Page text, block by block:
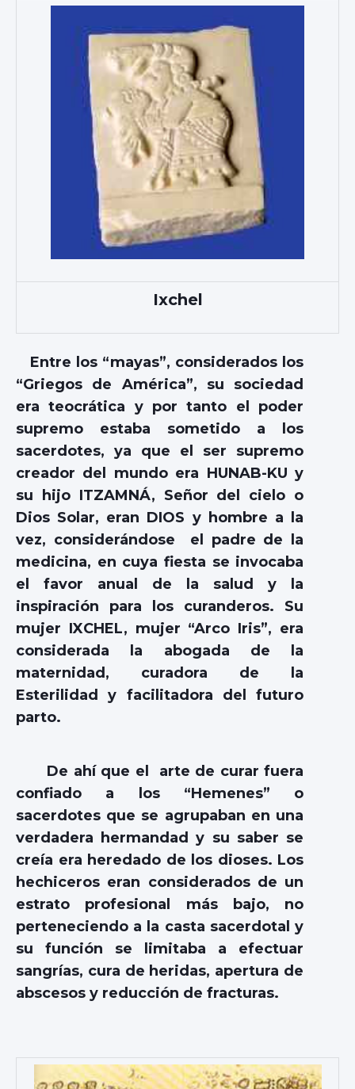
Ixchel
Entre los “mayas”, considerados los
“Griegos de América”, su sociedad
era teocrática y por tanto el poder
supremo estaba sometido a los
sacerdotes, ya que el ser supremo
creador del mundo era HUNAB-KU y
su hijo ITZAMNÁ, Señor del cielo o
Dios Solar, eran DIOS y hombre a la
vez, considerándose el padre de la
medicina, en cuya fiesta se invocaba
el favor anual de la salud y la
inspiración para los curanderos. Su
mujer IXCHEL, mujer “Arco Iris”, era
considerada la abogada de la
maternidad, curadora de la
Esterilidad y facilitadora del futuro
parto.
De ahí que el arte de curar fuera
confiado a los “Hemenes” o
sacerdotes que se agrupaban en una
verdadera hermandad y su saber se
creía era heredado de los dioses. Los
hechiceros eran considerados de un
estrato profesional más bajo, no
perteneciendo a la casta sacerdotal y
su función se limitaba a efectuar
sangrías, cura de heridas, apertura de
abscesos y reducción de fracturas.